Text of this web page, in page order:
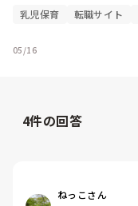
乳児保育 転職サイト
05/16
4件の回答
ねっこさん